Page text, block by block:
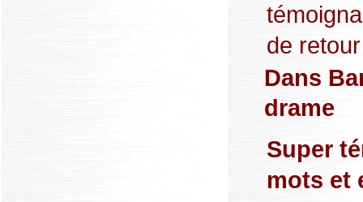
de
Dans
drame
Super
mots et